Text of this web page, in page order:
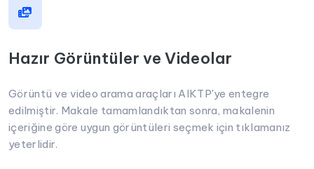
Hazır Görüntüler ve Videolar
Görüntü ve video arama araçları AIKTP'ye entegre
edilmiştir. Makale tamamlandıktan sonra, makalenin
içeriğine göre uygun görüntüleri seçmek için tıklamanız
yeterlidir.